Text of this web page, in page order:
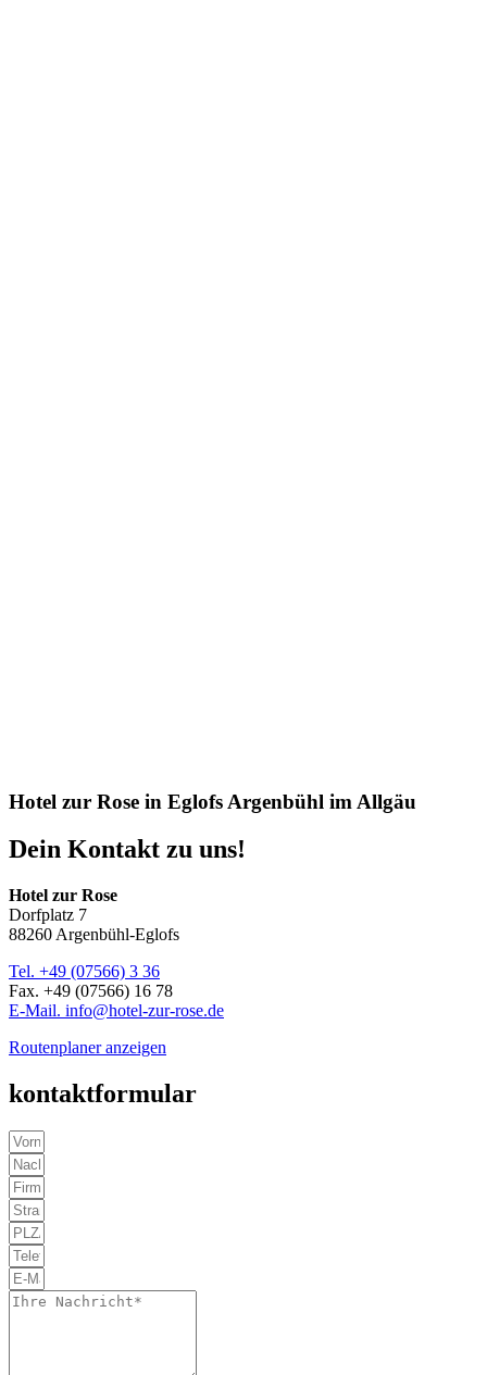
Hotel zur Rose in Eglofs Argenbühl im Allgäu
Dein Kontakt zu uns!
Hotel zur Rose
Dorfplatz 7
88260 Argenbühl-Eglofs
Tel. +49 (07566) 3 36
Fax. +49 (07566) 16 78
E-Mail. info@hotel-zur-rose.de
Routenplaner anzeigen
kontakt­formular